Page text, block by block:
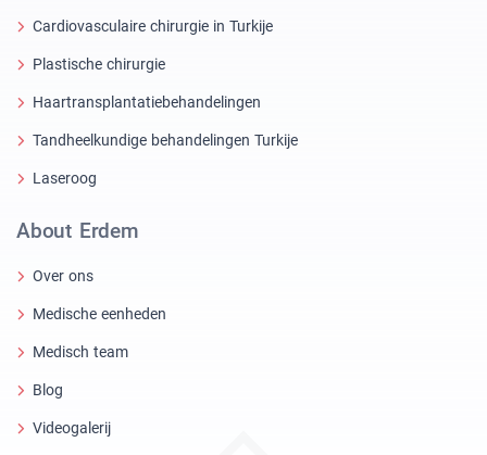
Cardiovasculaire chirurgie in Turkije
Plastische chirurgie
Haartransplantatiebehandelingen
Tandheelkundige behandelingen Turkije
Laseroog
About Erdem
Over ons
Medische eenheden
Medisch team
Blog
Videogalerij